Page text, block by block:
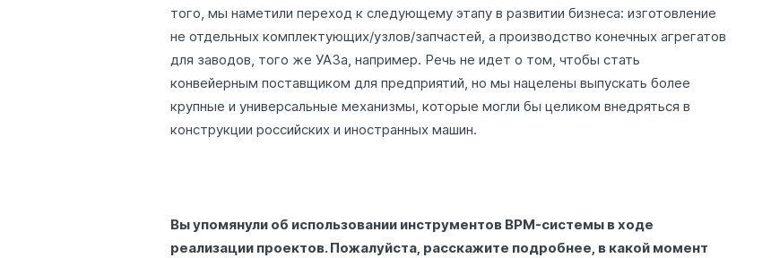
того, мы наметили переход к следующему этапу в развитии бизнеса: изготовление
не отдельных комплектующих/узлов/запчастей, а производство конечных агрегатов
для заводов, того же УАЗа, например. Речь не идет о том, чтобы стать
конвейерным поставщиком для предприятий, но мы нацелены выпускать более
крупные и универсальные механизмы, которые могли бы целиком внедряться в
конструкции российских и иностранных машин.
Вы упомянули об использовании инструментов BPM-системы в ходе
реализации проектов. Пожалуйста, расскажите подробнее, в какой момент